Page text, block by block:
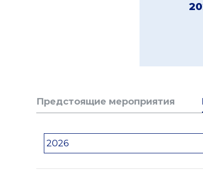
Предстоящие мероприятия